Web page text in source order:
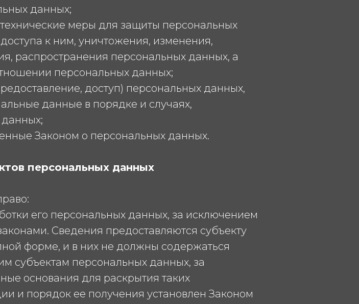
данных;
меры для защиты персональных
к ним, уничтожения, изменения,
распространения персональных данных, а
персональных данных;
доступ) персональных данных,
данные в порядке и случаях,
Законом о персональных данных.
персональных данных
его персональных данных, за исключением
Сведения предоставляются субъекту
форме, и в них не должны содержаться
субъектам персональных данных, за
основания для раскрытия таких
и порядок ее получения установлен Законом